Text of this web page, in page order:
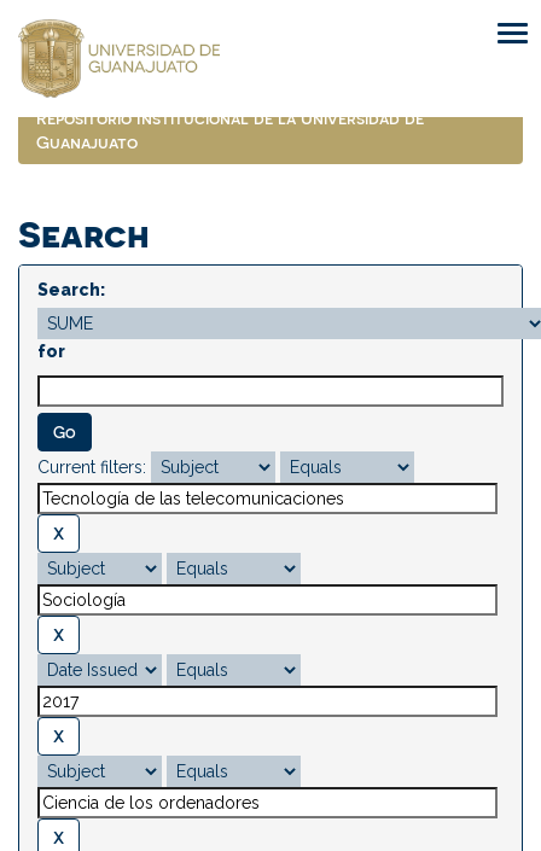
navigation
Repositorio Institucional de la Universidad de
Guanajuato
Search
Search:
for
Current filters: